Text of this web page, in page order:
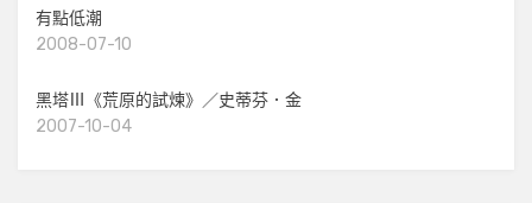
有點低潮
2008-07-10
黑塔Ⅲ《荒原的試煉》／史蒂芬．金
2007-10-04